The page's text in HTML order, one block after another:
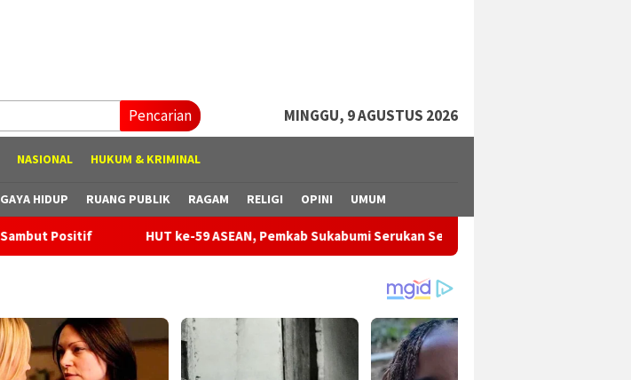
Pencarian MINGGU, 9 AGUSTUS 2026
NASIONAL HUKUM & KRIMINAL
GAYA HIDUP RUANG PUBLIK RAGAM RELIGI OPINI UMUM
HUT ke-59 ASEAN, Pemkab Sukabumi Serukan Semangat Persatuan dan Perdamaian Asia Tenggara